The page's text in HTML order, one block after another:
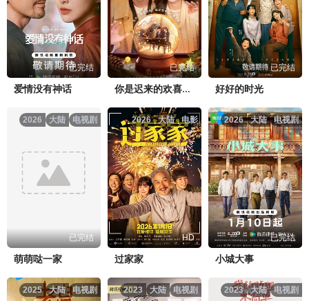
已完结
爱情没有神话
已完结
你是迟来的欢喜2026
已完结
好好的时光
电视剧
大陆
2026
已完结
萌萌哒一家
电影
大陆
2026
HD
过家家
电视剧
大陆
2026
已完结
小城大事
电视剧
大陆
2025 电视剧
大陆
2023 电视剧
大陆
2023